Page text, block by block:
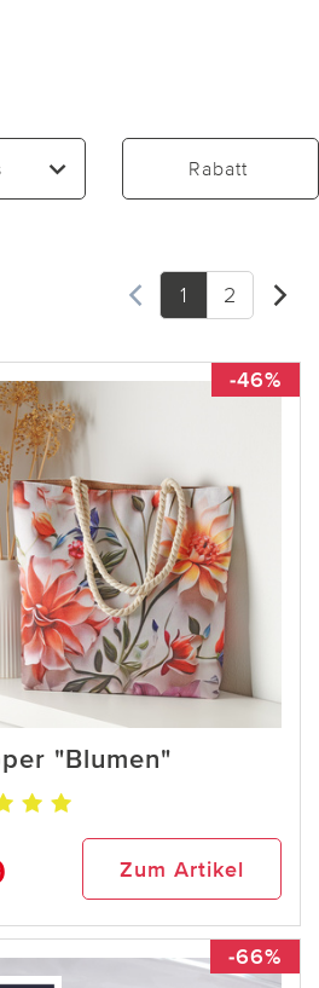
Rabatt
1 2
-46%
"Blumen"
Zum Artikel
-66%